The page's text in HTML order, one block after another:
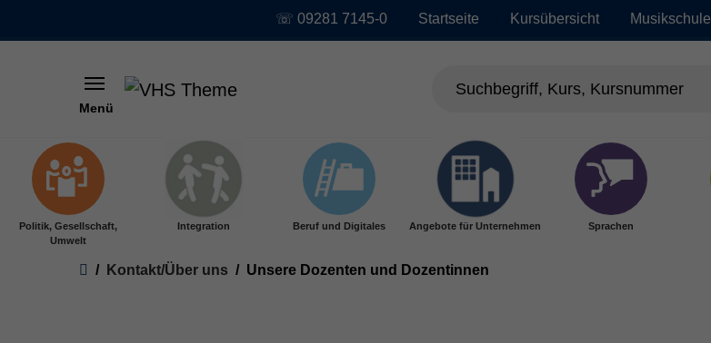
Skip to main content
☏ 09281 7145-0 Startseite Kursübersicht Musikschule
Menü
Politik, Gesellschaft,
Umwelt
Integration Beruf und Digitales Angebote für Unternehmen Sprachen
You are here:
Kontakt/Über uns Unsere Dozenten und Dozentinnen